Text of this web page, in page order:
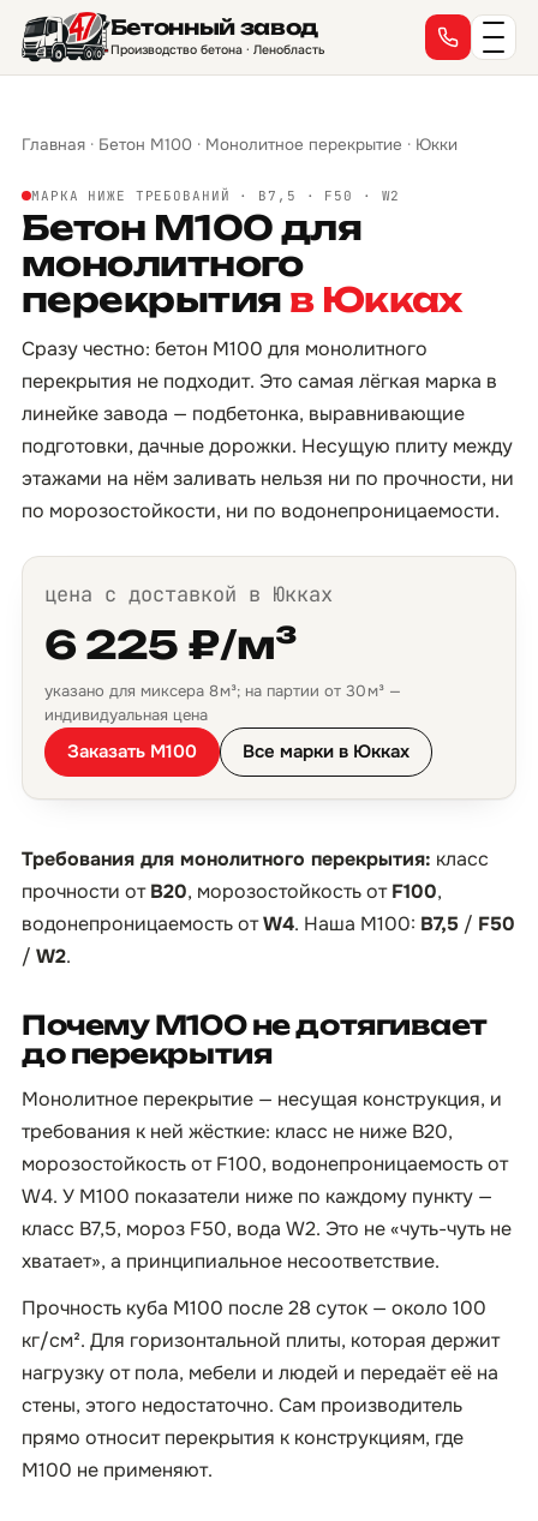
Бетонный завод
Производство бетона · Ленобласть
Главная · Бетон М100 · Монолитное перекрытие · Юкки
МАРКА НИЖЕ ТРЕБОВАНИЙ · B7,5 · F50 · W2
Бетон М100 для
монолитного
перекрытия в Юкках
Сразу честно: бетон М100 для монолитного
перекрытия не подходит. Это самая лёгкая марка в
линейке завода — подбетонка, выравнивающие
подготовки, дачные дорожки. Несущую плиту между
этажами на нём заливать нельзя ни по прочности, ни
по морозостойкости, ни по водонепроницаемости.
цена с доставкой в Юкках
6 225 ₽/м³
указано для миксера 8 м³; на партии от 30 м³ —
индивидуальная цена
Заказать М100 Все марки в Юкках
Требования для монолитного перекрытия: класс
прочности отB20, морозостойкость отF100,
водонепроницаемость отW4. Наша М100: B7,5 / F50
/ W2.
Почему М100 не дотягивает
до перекрытия
Монолитное перекрытие — несущая конструкция, и
требования к ней жёсткие: класс не ниже B20,
морозостойкость от F100, водонепроницаемость от
W4. У М100 показатели ниже по каждому пункту —
класс B7,5, мороз F50, вода W2. Это не «чуть-чуть не
хватает», а принципиальное несоответствие.
Прочность куба М100 после 28 суток — около 100
кг/см². Для горизонтальной плиты, которая держит
нагрузку от пола, мебели и людей и передаёт её на
стены, этого недостаточно. Сам производитель
прямо относит перекрытия к конструкциям, где
М100 не применяют.